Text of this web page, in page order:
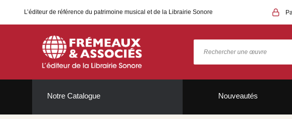
L’éditeur de référence du patrimoine musical et de la Librairie Sonore
Notre Catalogue Nouveautés